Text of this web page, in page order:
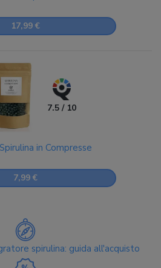
17,99 €
7.5 / 10
in Compresse
7,99 €
spirulina: guida all'acquisto